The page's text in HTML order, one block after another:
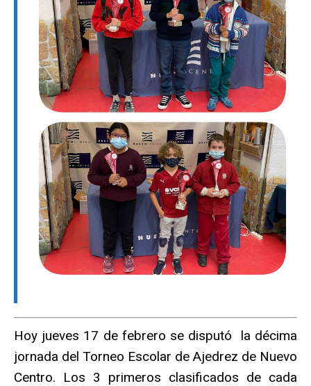
Hoy jueves 17 de febrero se disputó la décima
jornada del Torneo Escolar de Ajedrez de Nuevo
Centro. Los 3 primeros clasificados de cada